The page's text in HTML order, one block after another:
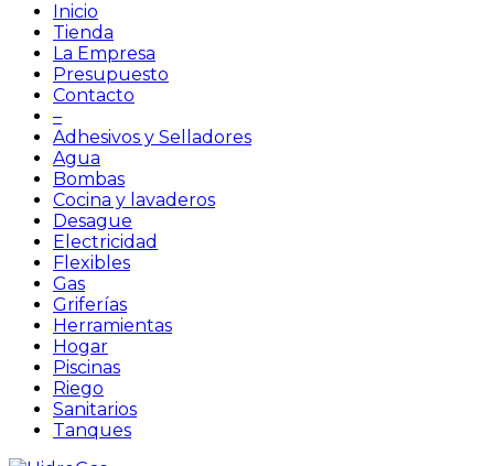
Inicio
Tienda
La Empresa
Presupuesto
Contacto
–
Adhesivos y Selladores
Agua
Bombas
Cocina y lavaderos
Desague
Electricidad
Flexibles
Gas
Griferías
Herramientas
Hogar
Piscinas
Riego
Sanitarios
Tanques